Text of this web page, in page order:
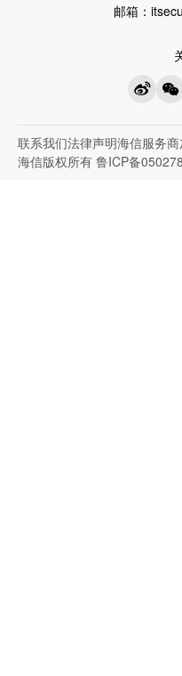
迷你洗衣机
三筒/全家桶
邮箱：
联系我们法律声明海信服务
海信版权所有 鲁ICP备